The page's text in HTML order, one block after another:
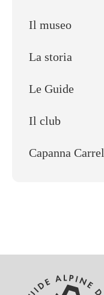
Il museo
La storia
Le Guide
Il club
Capanna Carrel